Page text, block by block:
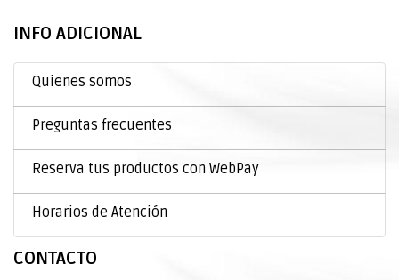
INFO ADICIONAL
Quienes somos
Preguntas frecuentes
Reserva tus productos con WebPay
Horarios de Atención
CONTACTO